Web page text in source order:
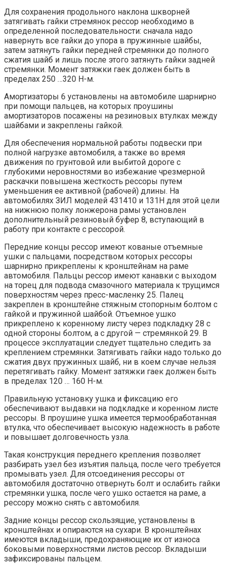
Для сохранения продольного наклона шкворней
затягивать гайки стремянок рессор необходимо в
определенной последовательности: сначала надо
навернуть все гайки до упора в пружинные шайбы,
затем затянуть гайки передней стремянки до полного
сжатия шайб и лишь после этого затянуть гайки задней
стремянки. Момент затяжки гаек должен быть в
пределах 250 …320 Н-м.
Амортизаторы 6 установлены на автомобиле шарнирно
при помощи пальцев, на которых проушины
амортизаторов посажены на резиновых втулках между
шайбами и закреплены гайкой.
Для обеспечения нормальной работы подвески при
полной нагрузке автомобиля, а также во время
движения по грунтовой или выбитой дороге с
глубокими неровностями во избежание чрезмерной
раскачки повышена жесткость рессоры путем
уменьшения ее активной (рабочей) длины. На
автомобилях ЗИЛ моделей 431410 и 131Н для этой цели
на нижнюю полку лонжерона рамы установлен
дополнительный резиновый буфер 8, вступающий в
работу при контакте с рессорой.
Передние концы рессор имеют кованые отъемные
ушки с пальцами, посредством которых рессоры
шарнирно прикреплены к кронштейнам на раме
автомобиля. Пальцы рессор имеют канавки с выходом
на торец для подвода смазочного материала к трущимся
поверхностям через пресс-масленку 25. Палец
закреплен в кронштейне стяжным стопорным болтом с
гайкой и пружинной шайбой. Отъемное ушко
прикреплено к коренному листу через подкладку 28 с
одной стороны болтом, а с другой — стремянкой 29. В
процессе эксплуатации следует тщательно следить за
креплением стремянки. Затягивать гайки надо только до
сжатия двух пружинных шайб, ни в коем случае нельзя
перетягивать гайку. Момент затяжки гаек должен быть
в пределах 120 … 160 Н-м.
Правильную установку ушка и фиксацию его
обеспечивают выдавки на подкладке и коренном листе
рессоры. В проушине ушка имеется термообработанная
втулка, что обеспечивает высокую надежность в работе
и повышает долговечность узла.
Такая конструкция переднего крепления позволяет
разбирать узел без изъятия пальца, после чего требуется
промывать узел. Для отсоединения рессоры от
автомобиля достаточно отвернуть болт и ослабить гайки
стремянки ушка, после чего ушко остается на раме, а
рессору можно снять с автомобиля.
Задние концы рессор скользящие, установлены в
кронштейнах и опираются на сухари. В кронштейнах
имеются вкладыши, предохраняющие их от износа
боковыми поверхностями листов рессор. Вкладыши
зафиксированы пальцем.